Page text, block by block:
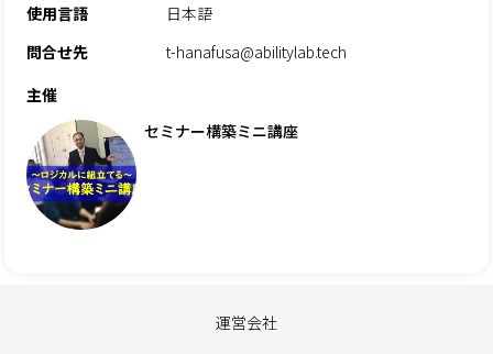
使用言語
日本語
問合せ先
t-hanafusa@abilitylab.tech
主催
セミナー構築ミニ講座
運営会社